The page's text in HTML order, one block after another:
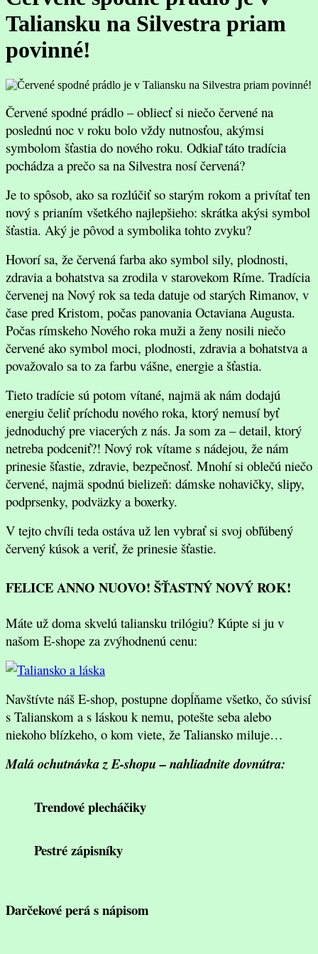
Taliansku na Silvestra priam
povinné!
Červené spodné prádlo – obliecť si niečo červené na
poslednú noc v roku bolo vždy nutnosťou, akýmsi
symbolom šťastia do nového roku. Odkiaľ táto tradícia
pochádza a prečo sa na Silvestra nosí červená?
Je to spôsob, ako sa rozlúčiť so starým rokom a privítať ten
nový s prianím všetkého najlepšieho: skrátka akýsi symbol
šťastia. Aký je pôvod a symbolika tohto zvyku?
Hovorí sa, že červená farba ako symbol sily, plodnosti,
zdravia a bohatstva sa zrodila v starovekom Ríme. Tradícia
červenej na Nový rok sa teda datuje od starých Rimanov, v
čase pred Kristom, počas panovania Octaviana Augusta.
Počas rímskeho Nového roka muži a ženy nosili niečo
červené ako symbol moci, plodnosti, zdravia a bohatstva a
považovalo sa to za farbu vášne, energie a šťastia.
Tieto tradície sú potom vítané, najmä ak nám dodajú
energiu čeliť príchodu nového roka, ktorý nemusí byť
jednoduchý pre viacerých z nás. Ja som za – detail, ktorý
netreba podceniť?! Nový rok vítame s nádejou, že nám
prinesie šťastie, zdravie, bezpečnosť. Mnohí si oblečú niečo
červené, najmä spodnú bielizeň: dámske nohavičky, slipy,
podprsenky, podväzky a boxerky.
V tejto chvíli teda ostáva už len vybrať si svoj obľúbený
červený kúsok a veriť, že prinesie šťastie.
FELICE ANNO NUOVO! ŠŤASTNÝ NOVÝ ROK!
Máte už doma skvelú taliansku trilógiu? Kúpte si ju v
našom E-shope za zvýhodnenú cenu:
Navštívte náš E-shop, postupne dopĺňame všetko, čo súvisí
s Talianskom a s láskou k nemu, potešte seba alebo
niekoho blízkeho, o kom viete, že Taliansko miluje…
Malá ochutnávka z E-shopu – nahliadnite dovnútra:
Trendové plecháčiky
Pestré zápisníky
Darčekové perá s nápisom